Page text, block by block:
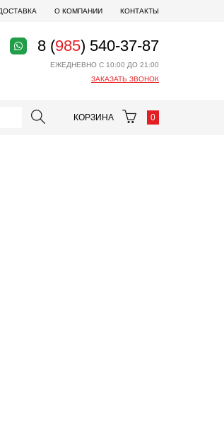
О КОМПАНИИ КОНТАКТЫ
8 (985) 540-37-87
ЕЖЕДНЕВНО С 10:00 ДО 21:00
ЗАКАЗАТЬ ЗВОНОК
КОРЗИНА 0